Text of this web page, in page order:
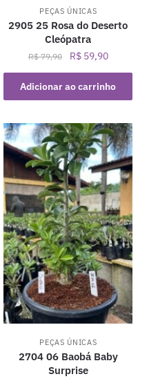
PEÇAS ÚNICAS
2905 25 Rosa do Deserto
Cleópatra
R$79,90
O
preço
original
era:
R$59,90O
preço
atual
é:
Adicionar ao carrinho
PEÇAS ÚNICAS
2704 06 Baobá Baby
Surprise